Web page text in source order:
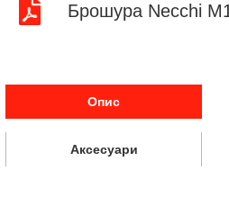
Брошура Necchi
Опис
Аксесуари